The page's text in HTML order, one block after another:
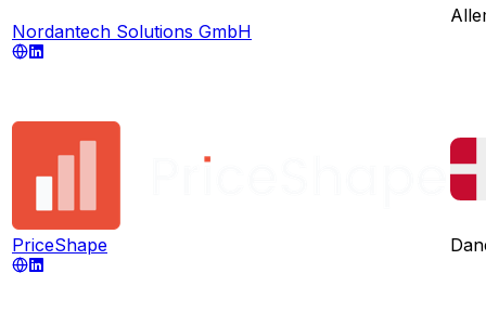
Nordantech Solutions GmbH
PriceShape